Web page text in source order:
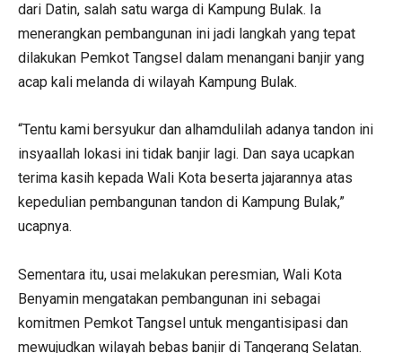
dari Datin, salah satu warga di Kampung Bulak. Ia
menerangkan pembangunan ini jadi langkah yang tepat
dilakukan Pemkot Tangsel dalam menangani banjir yang
acap kali melanda di wilayah Kampung Bulak.
“Tentu kami bersyukur dan alhamdulilah adanya tandon ini
insyaallah lokasi ini tidak banjir lagi. Dan saya ucapkan
terima kasih kepada Wali Kota beserta jajarannya atas
kepedulian pembangunan tandon di Kampung Bulak,”
ucapnya.
Sementara itu, usai melakukan peresmian, Wali Kota
Benyamin mengatakan pembangunan ini sebagai
komitmen Pemkot Tangsel untuk mengantisipasi dan
mewujudkan wilayah bebas banjir di Tangerang Selatan.